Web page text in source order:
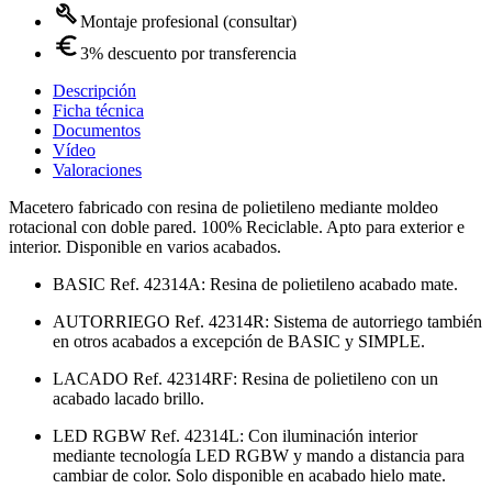
Montaje profesional (consultar)
3% descuento por transferencia
Descripción
Ficha técnica
Documentos
Vídeo
Valoraciones
Macetero fabricado con resina de polietileno mediante moldeo
rotacional con doble pared. 100% Reciclable. Apto para exterior e
interior. Disponible en varios acabados.
BASIC Ref. 42314A: Resina de polietileno acabado mate.
AUTORRIEGO Ref. 42314R: Sistema de autorriego también
en otros acabados a excepción de BASIC y SIMPLE.
LACADO Ref. 42314RF: Resina de polietileno con un
acabado lacado brillo.
LED RGBW Ref. 42314L: Con iluminación interior
mediante tecnología LED RGBW y mando a distancia para
cambiar de color. Solo disponible en acabado hielo mate.